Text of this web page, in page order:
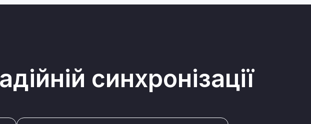
синхронізації